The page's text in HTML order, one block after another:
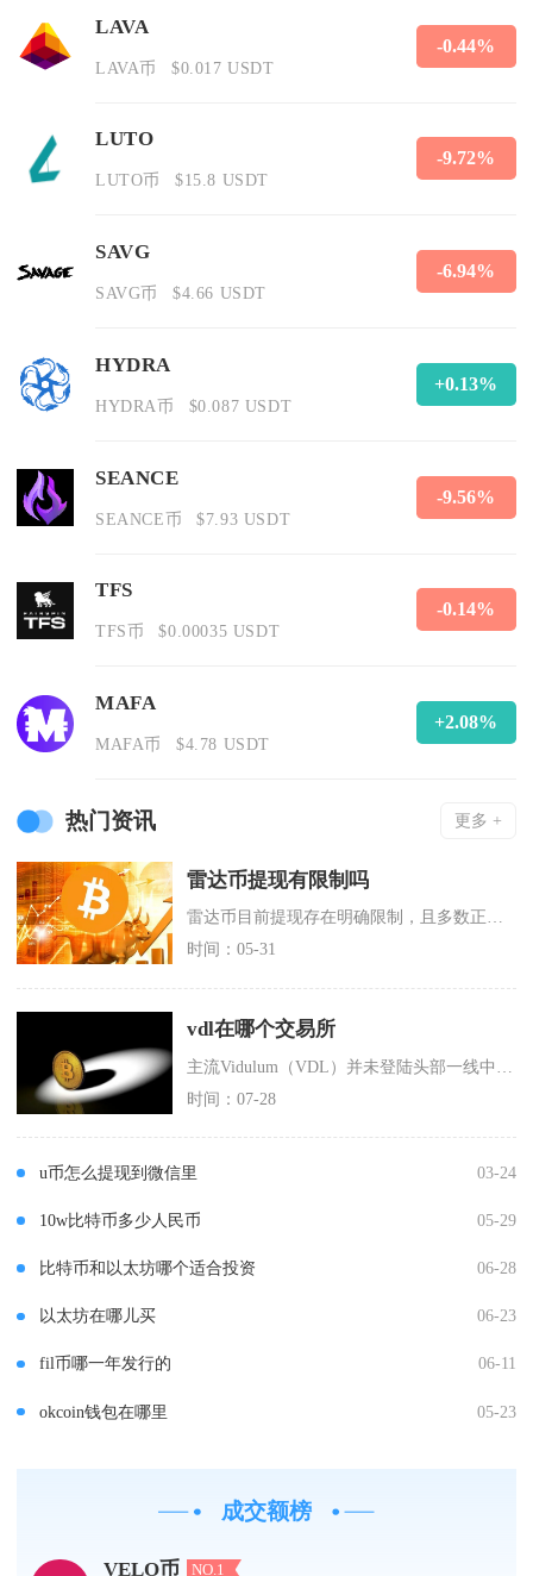
LAVA
LAVA币 $0.017 USDT
-0.44%
LUTO
LUTO币 $15.8 USDT
-9.72%
SAVG
SAVG币 $4.66 USDT
-6.94%
HYDRA
HYDRA币 $0.087 USDT
+0.13%
SEANCE
SEANCE币 $7.93 USDT
-9.56%
TFS
TFS币 $0.00035 USDT
-0.14%
MAFA
MAFA币 $4.78 USDT
+2.08%
热门资讯 更多 +
雷达币提现有限制吗
雷达币目前提现存在明确限制，且多数正规渠道已无法正常提现，整体提现操作面临多重阻碍，并非自
时间：05-31
vdl在哪个交易所
时间：07-28
u币怎么提现到微信里 03-24
10w比特币多少人民币 05-29
比特币和以太坊哪个适合投资 06-28
以太坊在哪儿买 06-23
fil币哪一年发行的 06-11
okcoin钱包在哪里 05-23
成交额榜
VELO币 NO.1